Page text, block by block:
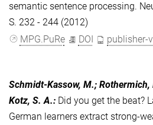
semantic sentence processing.
S. 232 - 244 (2012)
MPG.PuRe
DOI publisher-
Schmidt-Kassow, M.; Rothermich,
Kotz, S. A.: Did you get the beat?
German learners extract strong-